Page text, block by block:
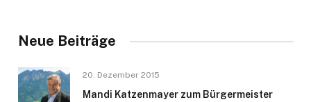
Neue Beiträge
20. Dezember 2015
Mandi Katzenmayer zum Bürgermeister